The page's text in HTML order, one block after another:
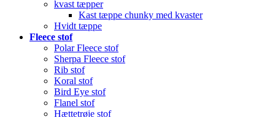
kvast tæpper
Kast tæppe chunky med kvaster
Hvidt tæppe
Fleece stof
Polar Fleece stof
Sherpa Fleece stof
Rib stof
Koral stof
Bird Eye stof
Flanel stof
Hættetrøje stof